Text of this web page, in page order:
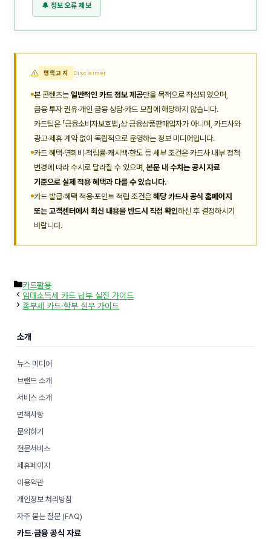
🔔 정보 오류 제보
면책고지 Disclaimer
본 콘텐츠는 일반적인 카드 정보 제공만을 목적으로 작성되었으며,
금융 투자 권유·개인 금융 상담·카드 모집에 해당하지 않습니다.
카드팁은 「금융소비자보호법」상 금융상품판매업자가 아니며, 카드사와
광고·제휴 계약 없이 독립적으로 운영하는 정보 미디어입니다.
카드 혜택·연회비·적립률·캐시백·한도 등 세부 조건은 카드사 내부 정책
변경에 따라 수시로 달라질 수 있으며,본문 내 수치는 공시 자료
기준으로 실제 적용 혜택과 다를 수 있습니다.
카드 발급·혜택 적용·포인트 적립 조건은 해당 카드사 공식 홈페이지
또는 고객센터에서 최신 내용을 반드시 직접 확인하신 후 결정하시기
바랍니다.
카
테
고
리
카드활용
임대소득세 카드 납부 실전 가이드
종부세 카드·할부 실무 가이드
소개
뉴스 미디어
브랜드 소개
서비스 소개
면책사항
문의하기
전문서비스
제휴페이지
이용약관
개인정보 처리방침
자주 묻는 질문 (FAQ)
카드·금융 공식 자료